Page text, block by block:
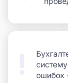
систему
ошибок